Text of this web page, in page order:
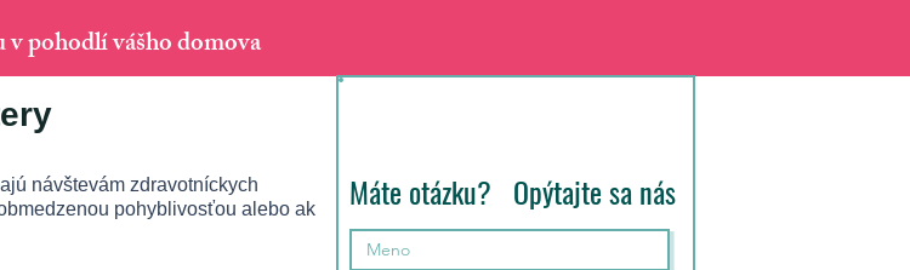
pohodlí vášho domova
Máte otázku? Opýtajte sa nás
návštevám zdravotníckych
pohyblivosťou alebo ak